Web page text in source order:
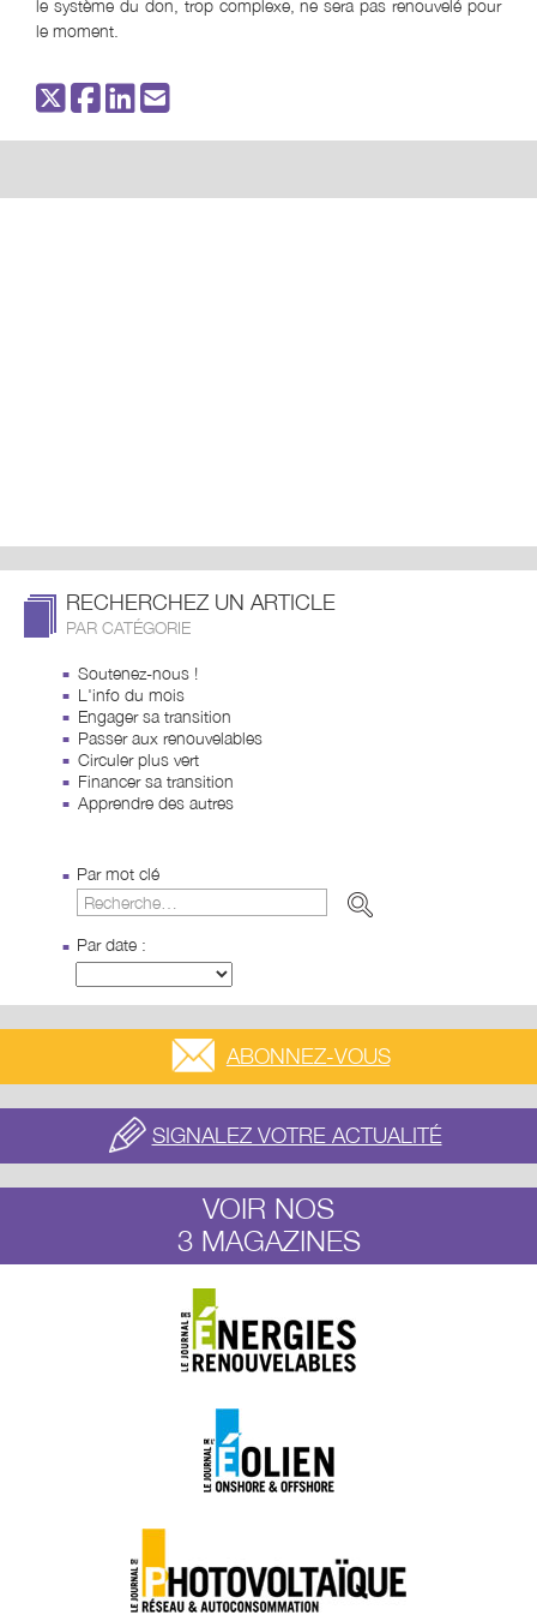
le système du don, trop complexe, ne sera pas renouvelé pour
le moment.
RECHERCHEZ UN ARTICLE
PAR CATÉGORIE
Soutenez-nous !
L'info du mois
Engager sa transition
Passer aux renouvelables
Circuler plus vert
Financer sa transition
Apprendre des autres
Par mot clé
Par date :
ABONNEZ-VOUS
SIGNALEZ VOTRE ACTUALITÉ
VOIR NOS
3 MAGAZINES